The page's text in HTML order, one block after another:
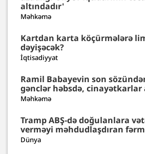
altındadır'
Məhkəmə
Kartdan karta köçürmələrə
dəyişəcək?
İqtisadiyyat
Ramil Babayevin son
gənclər həbsdə, cinayətkarlar
Məhkəmə
Tramp ABŞ-də doğulanlara
verməyi məhdudlaşdıran
Dünya